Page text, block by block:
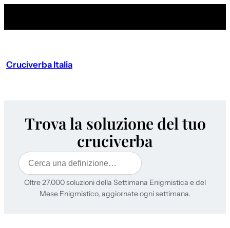
Cruciverba Italia
Trova la soluzione del tuo
cruciverba
Cerca
Oltre 27.000 soluzioni della Settimana Enigmistica e del
Mese Enigmistico, aggiornate ogni settimana.